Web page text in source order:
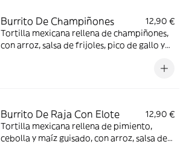
Burrito De Champiñones
12,90 €
Tortilla mexicana rellena de champiñones,
con arroz, salsa de frijoles, pico de gallo y
Burrito De Raja Con Elote
12,90 €
Tortilla mexicana rellena de pimiento,
cebolla y maíz guisado, con arroz, salsa de